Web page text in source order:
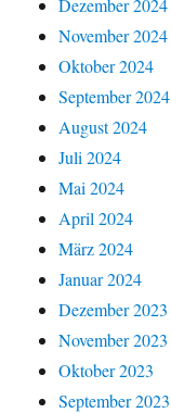
Dezember 2024
November 2024
Oktober 2024
September 2024
August 2024
Juli 2024
Mai 2024
April 2024
März 2024
Januar 2024
Dezember 2023
November 2023
Oktober 2023
September 2023